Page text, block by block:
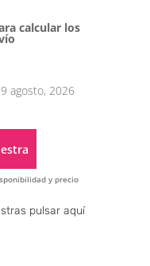
calcular los
agosto, 2026
y precio
pulsar aquí